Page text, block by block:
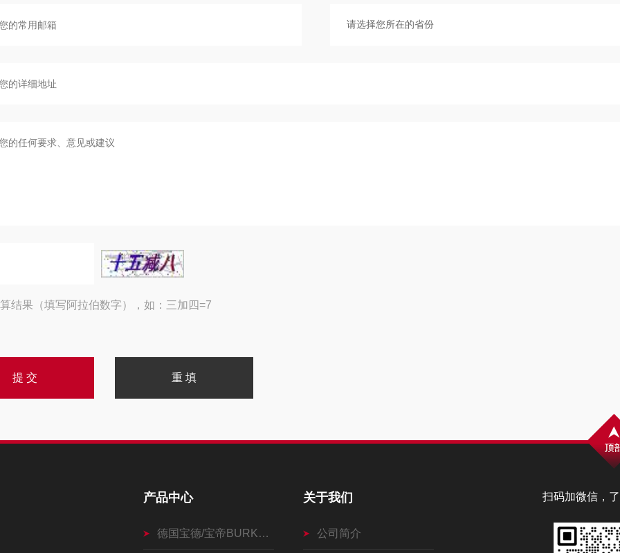
结果（填写阿拉伯数字），如：三加四=7
扫码加微信，
产品中心
德国宝德/宝帝BURKERT
关于我们
公司简介